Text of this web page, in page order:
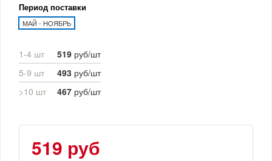
Период поставки
МАЙ - НОЯБРЬ
1-4 шт 519 руб/шт
5-9 шт
493 руб/шт
>10 шт
467 руб/шт
519 руб